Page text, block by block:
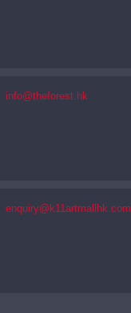
info@theforest.hk
enquiry@k11artmallhk.com